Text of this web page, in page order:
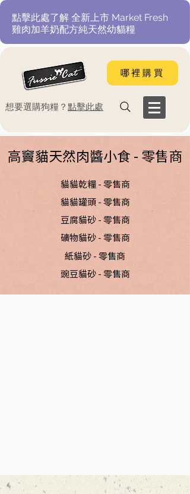
​點擊此處了解 全新上市 Market Fresh
雞肉加羊奶配方純天然幼貓糧
哪裡購買
​想要選購狗糧？ 點擊此處
​高竇貓天然肉醬小食 - 零售商
​貓貓乾糧 - 零售商
貓貓罐頭 - 零售商
豆腐貓砂 - 零售商
礦物貓砂 - 零售商
紙貓砂 - 零售商
豌豆貓砂 - 零售商